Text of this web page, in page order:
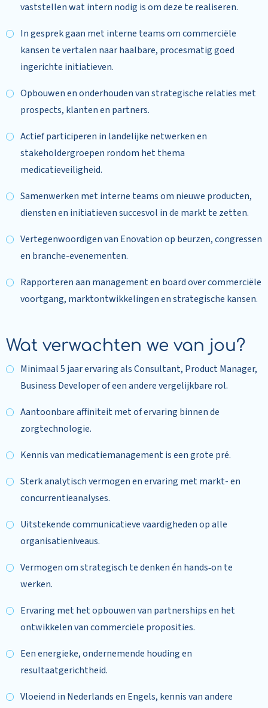
vaststellen wat intern nodig is om deze te realiseren.
In gesprek gaan met interne teams om commerciële
kansen te vertalen naar haalbare, procesmatig goed
ingerichte initiatieven.
Opbouwen en onderhouden van strategische relaties met
prospects, klanten en partners.
Actief participeren in landelijke netwerken en
stakeholdergroepen rondom het thema
medicatieveiligheid.
Samenwerken met interne teams om nieuwe producten,
diensten en initiatieven succesvol in de markt te zetten.
Vertegenwoordigen van Enovation op beurzen, congressen
en branche-evenementen.
Rapporteren aan management en board over commerciële
voortgang, marktontwikkelingen en strategische kansen.
Wat verwachten we van jou?
Minimaal 5 jaar ervaring als Consultant, Product Manager,
Business Developer of een andere vergelijkbare rol.
Aantoonbare affiniteit met of ervaring binnen de
zorgtechnologie.
Kennis van medicatiemanagement is een grote pré.
Sterk analytisch vermogen en ervaring met markt- en
concurrentieanalyses.
Uitstekende communicatieve vaardigheden op alle
organisatieniveaus.
Vermogen om strategisch te denken én hands‑on te
werken.
Ervaring met het opbouwen van partnerships en het
ontwikkelen van commerciële proposities.
Een energieke, ondernemende houding en
resultaatgerichtheid.
Vloeiend in Nederlands en Engels, kennis van andere